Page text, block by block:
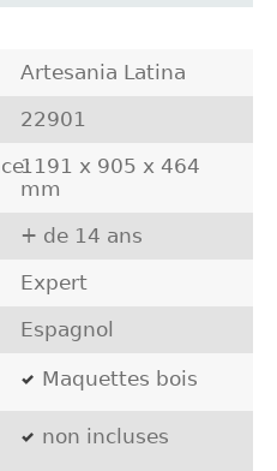
Artesania Latina
22901
1191 x 905 x 464
mm
+ de 14 ans
Expert
Espagnol
Maquettes bois
non incluses